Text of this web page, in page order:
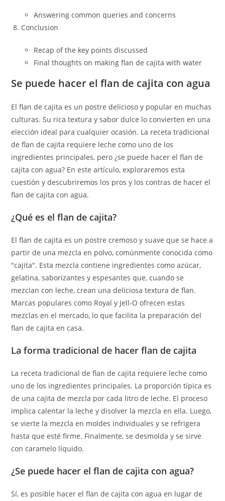
Answering common queries and concerns
Conclusion
Recap of the key points discussed
Final thoughts on making flan de cajita with water
Se puede hacer el flan de cajita con agua
El flan de cajita es un postre delicioso y popular en muchas
culturas. Su rica textura y sabor dulce lo convierten en una
elección ideal para cualquier ocasión. La receta tradicional
de flan de cajita requiere leche como uno de los
ingredientes principales, pero ¿se puede hacer el flan de
cajita con agua? En este artículo, exploraremos esta
cuestión y descubriremos los pros y los contras de hacer el
flan de cajita con agua.
¿Qué es el flan de cajita?
El flan de cajita es un postre cremoso y suave que se hace a
partir de una mezcla en polvo, comúnmente conocida como
"cajita". Esta mezcla contiene ingredientes como azúcar,
gelatina, saborizantes y espesantes que, cuando se
mezclan con leche, crean una deliciosa textura de flan.
Marcas populares como Royal y Jell-O ofrecen estas
mezclas en el mercado, lo que facilita la preparación del
flan de cajita en casa.
La forma tradicional de hacer flan de cajita
La receta tradicional de flan de cajita requiere leche como
uno de los ingredientes principales. La proporción típica es
de una cajita de mezcla por cada litro de leche. El proceso
implica calentar la leche y disolver la mezcla en ella. Luego,
se vierte la mezcla en moldes individuales y se refrigera
hasta que esté firme. Finalmente, se desmolda y se sirve
con caramelo líquido.
¿Se puede hacer el flan de cajita con agua?
Sí, es posible hacer el flan de cajita con agua en lugar de